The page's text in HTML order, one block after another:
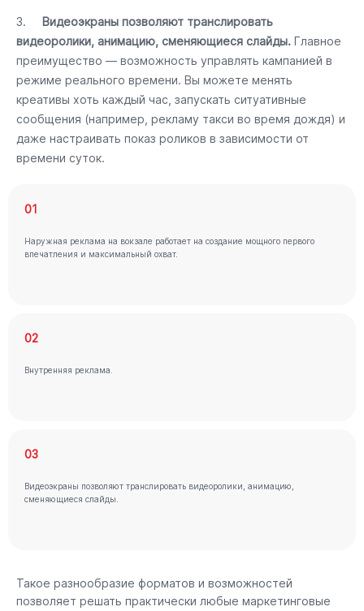
3. Видеоэкраны позволяют транслировать
видеоролики, анимацию, сменяющиеся слайды. Главное
преимущество — возможность управлять кампанией в
режиме реального времени. Вы можете менять
креативы хоть каждый час, запускать ситуативные
сообщения (например, рекламу такси во время дождя) и
даже настраивать показ роликов в зависимости от
времени суток.
01
Наружная реклама на вокзале работает на создание мощного первого
впечатления и максимальный охват.
02
Внутренняя реклама.
03
Видеоэкраны позволяют транслировать видеоролики, анимацию,
сменяющиеся слайды.
Такое разнообразие форматов и возможностей
позволяет решать практически любые маркетинговые